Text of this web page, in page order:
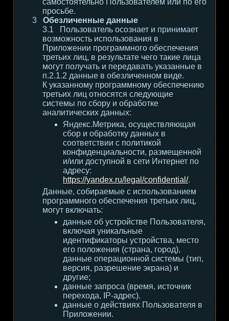
самостоятельно Пользователем или по его
просьбе.
Обезличенные данные
Пользователь осознает и принимает
возможность использования в
Приложении программного обеспечения
третьих лиц, в результате чего такие лица
могут получать и передавать указанные в
п.2.1.2 данные в обезличенном виде.
К указанному программному обеспечению
третьих лиц относятся следующие
системы по сбору и обработке
аналитических данных:
Яндекс.Метрика, осуществляющая
сбор и обработку данных в
соответствии с политикой
конфиденциальности, размещенной
и/или доступной в сети Интернет по
адресу:
https://yandex.ru/legal/confidential/.
Данные, собираемые с использованием
программного обеспечения третьих лиц,
могут включать:
данные об устройстве Пользователя,
включая уникальные
идентификаторы устройства, место
его положения (страна, город),
данные операционной системы (тип,
версия, разрешение экрана) и
другие;
данные запроса (время, источник
перехода, IP-адрес).
данные о действиях Пользователя в
Приложении.